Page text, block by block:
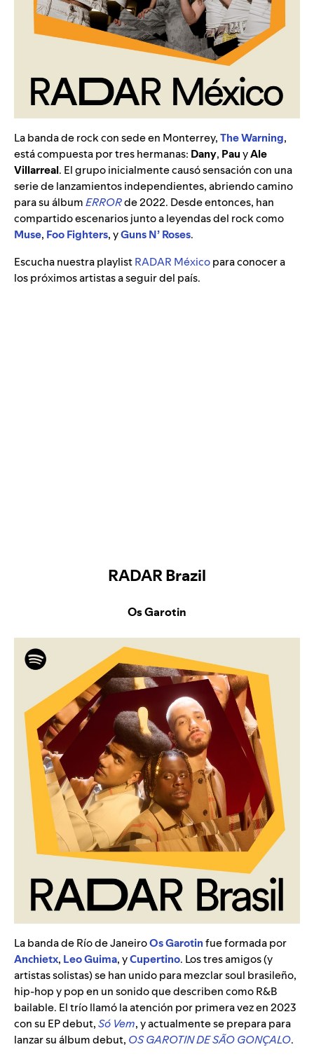
La banda de rock con sede en Monterrey,The Warning,
está compuesta por tres hermanas: Dany, PauyAle
Villarreal. El grupo inicialmente causó sensación con una
serie de lanzamientos independientes, abriendo camino
para su álbumERRORde 2022. Desde entonces, han
compartido escenarios junto a leyendas del rock como
Muse, Foo Fighters, yGuns N’ Roses.
Escucha nuestra playlistRADAR Méxicopara conocer a
los próximos artistas a seguir del país.
RADAR Brazil
Os Garotin
La banda de Río de JaneiroOs Garotinfue formada por
Anchietx, Leo Guima, yCupertino. Los tres amigos (y
artistas solistas) se han unido para mezclar soul brasileño,
hip-hop y pop en un sonido que describen como R&B
bailable. El trío llamó la atención por primera vez en 2023
con su EP debut,Só Vem, y actualmente se prepara para
lanzar su álbum debut, OS GAROTIN DE SÃO GONÇALO.